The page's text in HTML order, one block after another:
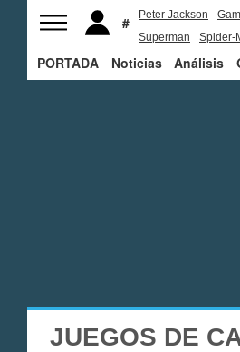
Peter Jackson
Superman
Spider-
PORTADA Noticias Análisis
JUEGOS DE